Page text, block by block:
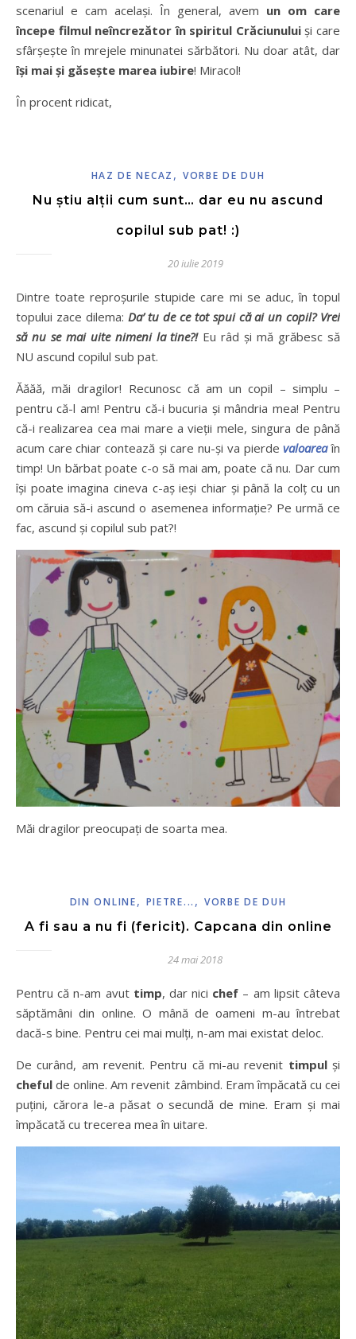
scenariul e cam același. În general, avem un om care
începe filmul neîncrezător în spiritul Crăciunuluiși care
sfârșește în mrejele minunatei sărbători. Nu doar atât, dar
își mai și găsește marea iubire! Miracol!
În procent ridicat,
HAZ DE NECAZ , VORBE DE DUH
Nu știu alții cum sunt… dar eu nu ascund
copilul sub pat! :)
20 iulie 2019
Dintre toate reproșurile stupide care mi se aduc, în topul
topului zace dilema: Da’ tu de ce tot spui că ai un copil? Vrei
să nu se mai uite nimeni la tine?! Eu râd și mă grăbesc să
NU ascund copilul sub pat.
Ăăăă, măi dragilor! Recunosc că am un copil – simplu –
pentru că-l am! Pentru că-i bucuria și mândria mea! Pentru
că-i realizarea cea mai mare a vieții mele, singura de până
acum care chiar contează și care nu-și va pierdevaloareaîn
timp! Un bărbat poate c-o să mai am, poate că nu. Dar cum
își poate imagina cineva c-aș ieși chiar și până la colț cu un
om căruia să-i ascund o asemenea informație? Pe urmă ce
fac, ascund și copilul sub pat?!
Măi dragilor preocupați de soarta mea.
DIN ONLINE, PIETRE... , VORBE DE DUH
A fi sau a nu fi (fericit). Capcana din online
24 mai 2018
Pentru că n-am avut timp, dar nici chef – am lipsit câteva
săptămâni din online. O mână de oameni m-au întrebat
dacă-s bine. Pentru cei mai mulți, n-am mai existat deloc.
De curând, am revenit. Pentru că mi-au revenit timpulși
cheful de online. Am revenit zâmbind. Eram împăcată cu cei
puțini, cărora le-a păsat o secundă de mine. Eram și mai
împăcată cu trecerea mea în uitare.